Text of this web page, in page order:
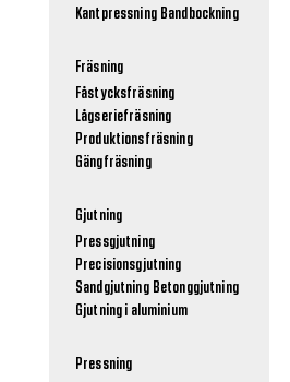
Kantpressning Bandbockning
Fräsning
Fåstycksfräsning
Lågseriefräsning
Produktionsfräsning
Gängfräsning
Gjutning
Pressgjutning
Precisionsgjutning
Sandgjutning Betonggjutning
Gjutning i aluminium
Pressning